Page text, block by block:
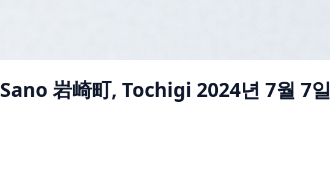
Sano 岩崎町, Tochigi 2024년 7월 7일